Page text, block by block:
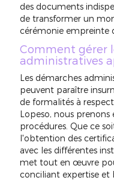
des documents
de transformer un
cérémonie empreinte
Comment gérer
administratives
Les démarches
peuvent paraître
de formalités à
Lopeso, nous
procédures. Que ce
l'obtention des
avec les différentes
met tout en œuvre
conciliant expertise et